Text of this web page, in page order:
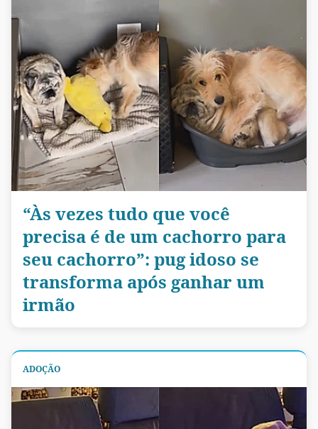
“Às vezes tudo que você
precisa é de um cachorro para
seu cachorro”: pug idoso se
transforma após ganhar um
irmão
ADOÇÃO